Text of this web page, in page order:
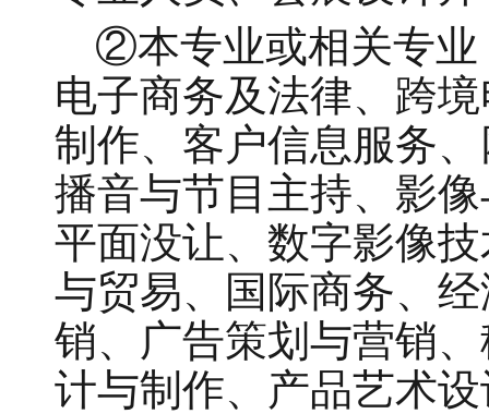
②本专业或相关专
电子商务及法律、跨
制作、客户信息服务
播音与节目主持、影
平面没让、数字影像
与贸易、国际商务、
销、广告策划与营销
计与制作、产品艺术